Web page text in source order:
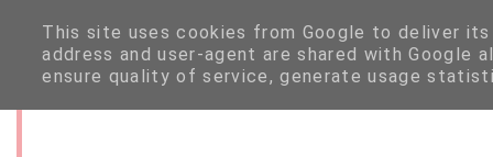
This site uses cookies from Google to deliver
address and user-agent are shared with
ensure quality of service, generate usage